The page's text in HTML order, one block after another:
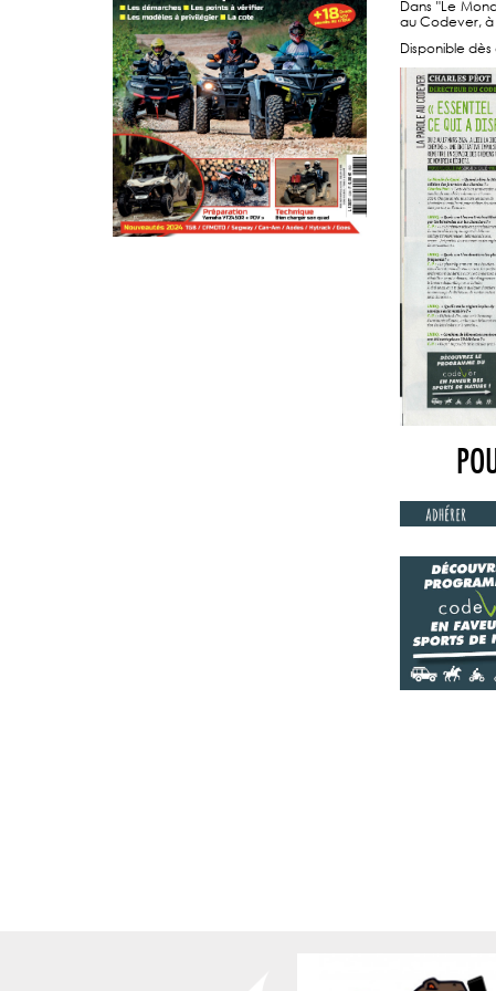
Dans "Le
au Codever, à
Disponible